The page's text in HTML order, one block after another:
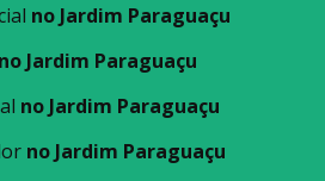
no Jardim Paraguaçu
no Jardim Paraguaçu
no Jardim Paraguaçu
no Jardim Paraguaçu